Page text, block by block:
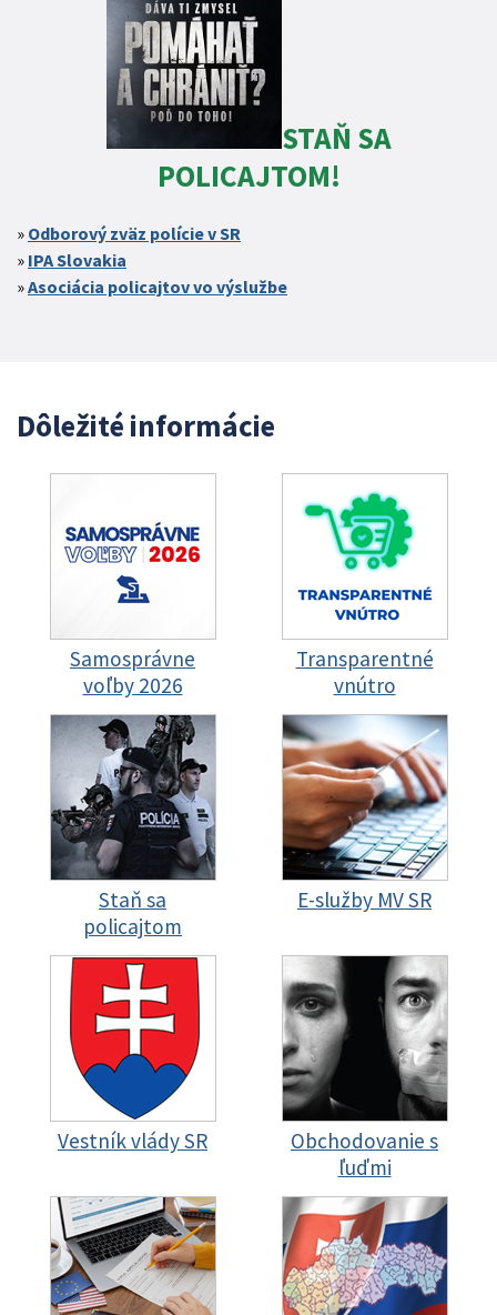
STAŇ SA
POLICAJTOM!
Odborový zväz polície v SR
IPA Slovakia
Asociácia policajtov vo výslužbe
Dôležité informácie
Samosprávne
voľby 2026
Transparentné
vnútro
Staň sa
policajtom
E-služby MV SR
Vestník vlády SR
Obchodovanie s
ľuďmi